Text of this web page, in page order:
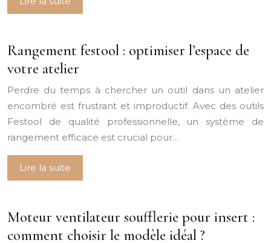
Rangement festool : optimiser l’espace de
votre atelier
Perdre du temps à chercher un outil dans un atelier
encombré est frustrant et improductif. Avec des outils
Festool de qualité professionnelle, un système de
rangement efficace est crucial pour…
Lire la suite
Moteur ventilateur soufflerie pour insert :
comment choisir le modèle idéal ?